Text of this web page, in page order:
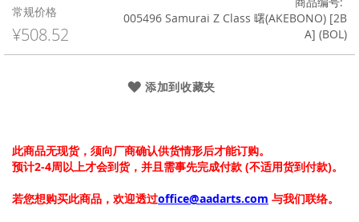
价
格
常规价格
¥508.52
005496 Samurai Z Class 曙(AKEBONO) [2B
A] (BOL)
添加到收藏夹
此商品无现货，须向厂商确认供货情形后才能订购。
预计2-4周以上才会到货，并且需事先完成付款 (不适用货到付款)。
若您想购买此商品，欢迎透过office@aadarts.com 与我们联络。
开
头